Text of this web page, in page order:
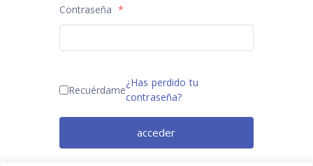
Contraseña *
Recuérdame
¿Has perdido tu
contraseña?
acceder